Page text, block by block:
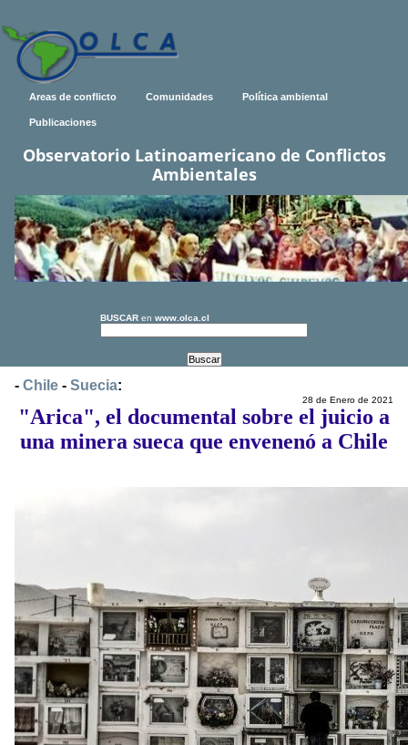
Areas de conflicto Comunidades Política ambiental
Publicaciones
Observatorio Latinoamericano de Conflictos
Ambientales
BUSCAR en www.olca.cl
- Chile - Suecia:
28 de Enero de 2021
"Arica", el documental sobre el juicio a
una minera sueca que envenenó a Chile